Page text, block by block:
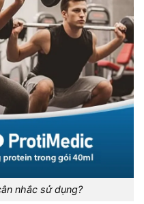
nhắc sử dụng?